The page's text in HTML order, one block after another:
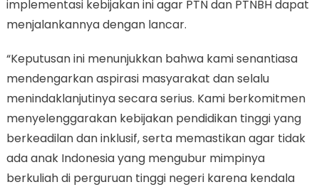
implementasi kebijakan ini agar PTN dan PTNBH dapat
menjalankannya dengan lancar.
“Keputusan ini menunjukkan bahwa kami senantiasa
mendengarkan aspirasi masyarakat dan selalu
menindaklanjutinya secara serius. Kami berkomitmen
menyelenggarakan kebijakan pendidikan tinggi yang
berkeadilan dan inklusif, serta memastikan agar tidak
ada anak Indonesia yang mengubur mimpinya
berkuliah di perguruan tinggi negeri karena kendala